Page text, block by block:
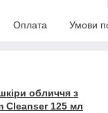
Оплата Умови
обличчя з
Cleanser 125 мл